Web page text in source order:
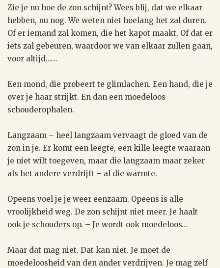
Zie je nu hoe de zon schijnt? Wees blij, dat we elkaar
hebben, nu nog. We weten niet hoelang het zal duren.
Of er iemand zal komen, die het kapot maakt. Of dat er
iets zal gebeuren, waardoor we van elkaar zullen gaan,
voor altijd……
Een mond, die probeert te glimlachen. Een hand, die je
over je haar strijkt. En dan een moedeloos
schouderophalen.
Langzaam – heel langzaam vervaagt de gloed van de
zon in je. Er komt een leegte, een kille leegte waaraan
je niet wilt toegeven, maar die langzaam maar zeker
als het andere verdrijft – al die warmte.
Opeens voel je je weer eenzaam. Opeens is alle
vroolijkheid weg. De zon schijnt niet meer. Je haalt
ook je schouders op. – Je wordt ook moedeloos…
Maar dat mag niet. Dat kan niet. Je moet de
moedeloosheid van den ander verdrijven. Je mag zelf